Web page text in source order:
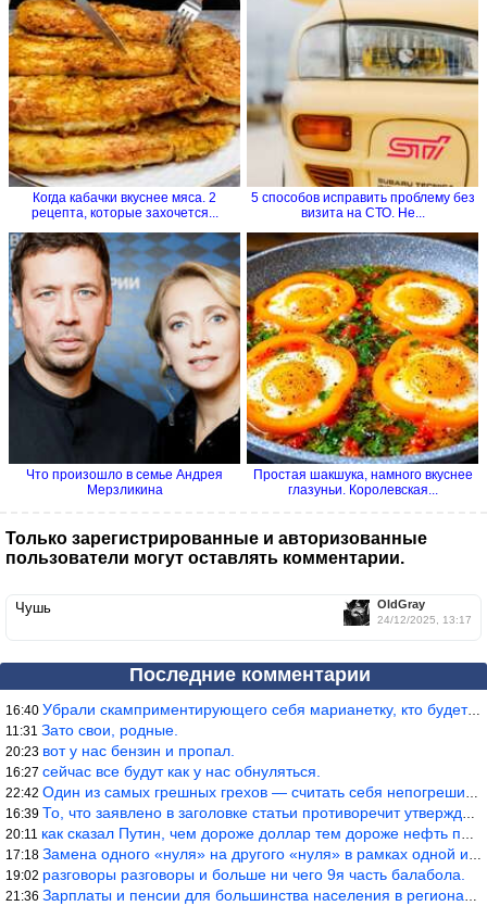
Когда кабачки вкуснее мяса. 2
рецепта, которые захочется...
5 способов исправить проблему без
визита на СТО. Не...
Что произошло в семье Андрея
Мерзликина
Простая шакшука, намного вкуснее
глазуньи. Королевская...
Только зарегистрированные и авторизованные
пользователи могут оставлять комментарии.
OldGray
24/12/2025, 13:17
Чушь
Последние комментарии
16:40 Убрали скамприментирующего себя марианетку, кто будет следующим…
11:31 Зато свои, родные.
20:23 вот у нас бензин и пропал.
16:27 сейчас все будут как у нас обнуляться.
22:42 Один из самых грешных грехов — считать себя непогрешимым.
16:39 То, что заявлено в заголовке статьи противоречит утверждению &qu
20:11 как сказал Путин, чем дороже доллар тем дороже нефть продадим.
17:18 Замена одного «нуля» на другого «нуля» в рамках одной и той же с
19:02 разговоры разговоры и больше ни чего 9я часть балабола.
21:36 Зарплаты и пенсии для большинства населения в регионах нищенские